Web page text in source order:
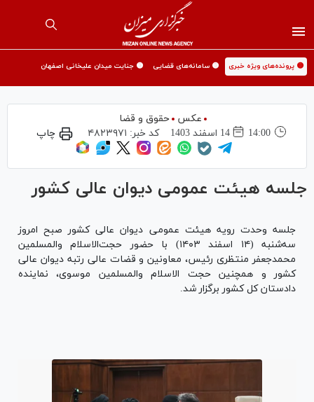
🟡 پرونده‌های ویژه خبری 🟡 سامانه‌های قضایی 🟡 جنایت میدان علیخانی اصفهان
عکس
حقوق و قضا
14:00
14 اسفند 1403 کد خبر: ۴۸۲۳۹۷۱ چاپ
جلسه هیئت عمومی دیوان عالی کشور
جلسه وحدت رویه هیئت عمومی دیوان عالی کشور صبح امروز
سه‌شنبه (۱۴ اسفند ۱۴۰۳) با حضور حجت‌الاسلام والمسلمین
محمدجعفر منتظری رئیس، معاونین و قضات عالی رتبه دیوان عالی
کشور و همچنین حجت الاسلام والمسلمین موسوی، نماینده
دادستان کل کشور برگزار شد.